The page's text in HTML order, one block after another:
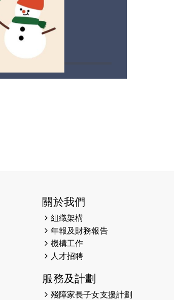
關於我們
組織架構
年報及財務報告
機構工作
人才招聘
服務及計劃
殘障家長子女支援計劃